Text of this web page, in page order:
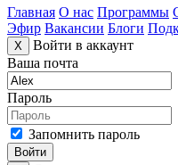
Главная О нас Программы
Эфир Вакансии Блоги
X
Войти в аккаунт
Ваша почта
Пароль
Запомнить пароль
Войти